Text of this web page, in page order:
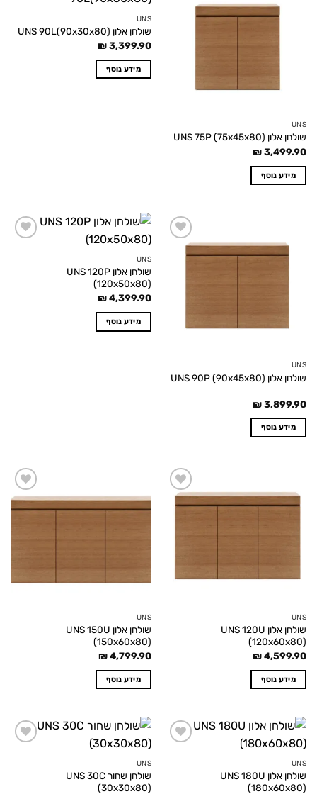
UNS
שולחן אלון UNS 75P (75x45x80)
₪3,499.90
מידע נוסף
UNS
שולחן אלון UNS 90L(90x30x80)
₪3,399.90
מידע נוסף
Add to
wishlist
UNS
שולחן אלון UNS 90P (90x45x80)
₪3,899.90
מידע נוסף
UNS
שולחן אלון UNS 120P
(120x50x80)
₪4,399.90
מידע נוסף
wishlist
UNS
שולחן אלון UNS 120U
(120x60x80)
₪4,599.90
מידע נוסף
Add to
wishlist
UNS
שולחן אלון UNS 150U
(150x60x80)
₪4,799.90
מידע נוסף
UNS
שולחן אלון UNS 180U
(180x60x80)
UNS
שולחן שחור UNS 30C
(30x30x80)